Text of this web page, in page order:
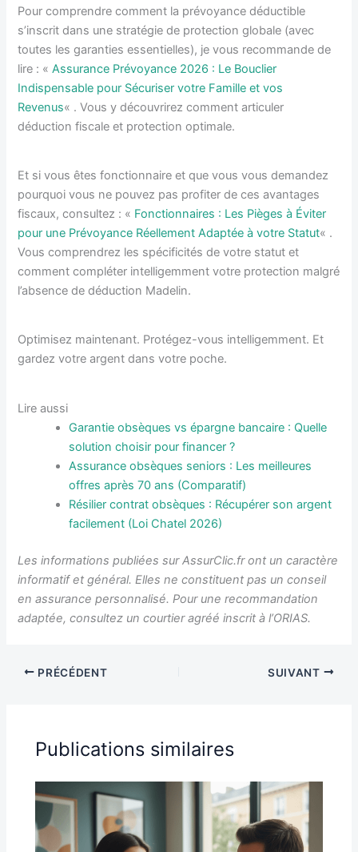
Pour comprendre comment la prévoyance déductible
s’inscrit dans une stratégie de protection globale (avec
toutes les garanties essentielles), je vous recommande de
lire : «Assurance Prévoyance 2026 : Le Bouclier
Indispensable pour Sécuriser votre Famille et vos
Revenus« . Vous y découvrirez comment articuler
déduction fiscale et protection optimale.
Et si vous êtes fonctionnaire et que vous vous demandez
pourquoi vous ne pouvez pas profiter de ces avantages
fiscaux, consultez : « Fonctionnaires : Les Pièges à Éviter
pour une Prévoyance Réellement Adaptée à votre Statut« .
Vous comprendrez les spécificités de votre statut et
comment compléter intelligemment votre protection malgré
l’absence de déduction Madelin.
Optimisez maintenant. Protégez-vous intelligemment. Et
gardez votre argent dans votre poche.
Lire aussi
Garantie obsèques vs épargne bancaire : Quelle
solution choisir pour financer ?
Assurance obsèques seniors : Les meilleures
offres après 70 ans (Comparatif)
Résilier contrat obsèques : Récupérer son argent
facilement (Loi Chatel 2026)
Les informations publiées sur AssurClic.fr ont un caractère
informatif et général. Elles ne constituent pas un conseil
en assurance personnalisé. Pour une recommandation
adaptée, consultez un courtier agréé inscrit à l’ORIAS.
PRÉCÉDENT SUIVANT
Publications similaires